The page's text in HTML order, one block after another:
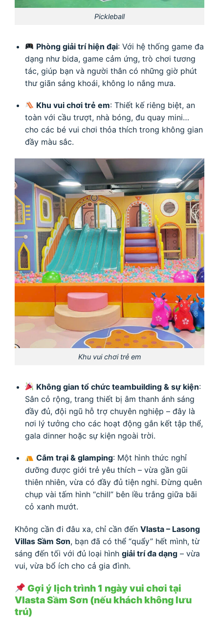
Pickleball
Phòng giải trí hiện đại: Với hệ thống game đa
dạng như bida, game cảm ứng, trò chơi tương
tác, giúp bạn và người thân có những giờ phút
thư giãn sảng khoái, không lo nắng mưa.
Khu vui chơi trẻ em: Thiết kế riêng biệt, an
toàn với cầu trượt, nhà bóng, đu quay mini…
cho các bé vui chơi thỏa thích trong không gian
đầy màu sắc.
Khu vui chơi trẻ em
Không gian tổ chức teambuilding & sự kiện:
Sân cỏ rộng, trang thiết bị âm thanh ánh sáng
đầy đủ, đội ngũ hỗ trợ chuyên nghiệp – đây là
nơi lý tưởng cho các hoạt động gắn kết tập thể,
gala dinner hoặc sự kiện ngoài trời.
Cắm trại & glamping: Một hình thức nghỉ
dưỡng được giới trẻ yêu thích – vừa gần gũi
thiên nhiên, vừa có đầy đủ tiện nghi. Đừng quên
chụp vài tấm hình “chill” bên lều trắng giữa bãi
cỏ xanh mướt.
Không cần đi đâu xa, chỉ cần đến Vlasta – Lasong
Villas Sầm Sơn, bạn đã có thể “quẩy” hết mình, từ
sáng đến tối với đủ loại hình giải trí đa dạng – vừa
vui, vừa bổ ích cho cả gia đình.
Gợi ý lịch trình 1 ngày vui chơi tại
Vlasta Sầm Sơn (nếu khách không lưu
trú)